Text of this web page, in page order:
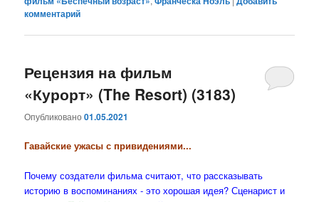
комментарий
Рецензия на фильм
«Курорт» (The Resort) (3183)
Опубликовано01.05.2021
Гавайские ужасы с привидениями...
Почему создатели фильма считают, что рассказывать
историю в воспоминаниях - это хорошая идея? Сценарист и